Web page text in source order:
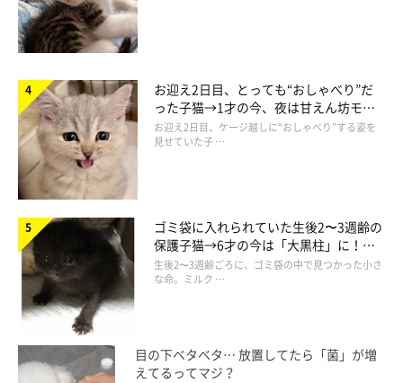
お迎え2日目、とっても“おしゃべり”だ
った子猫→1才の今、夜は甘えん坊モー
ドになるコに成長！
お迎え2日目、ケージ越しに“おしゃべり”する姿を
見せていた子 …
ゴミ袋に入れられていた生後2〜3週齢の
保護子猫→6才の今は「大黒柱」に！
美しい黒猫に成長した姿にグッとくる
生後2〜3週齢ごろに、ゴミ袋の中で見つかった小さ
な命。ミルク …
目の下ベタベタ… 放置してたら「菌」が増
えてるってマジ？